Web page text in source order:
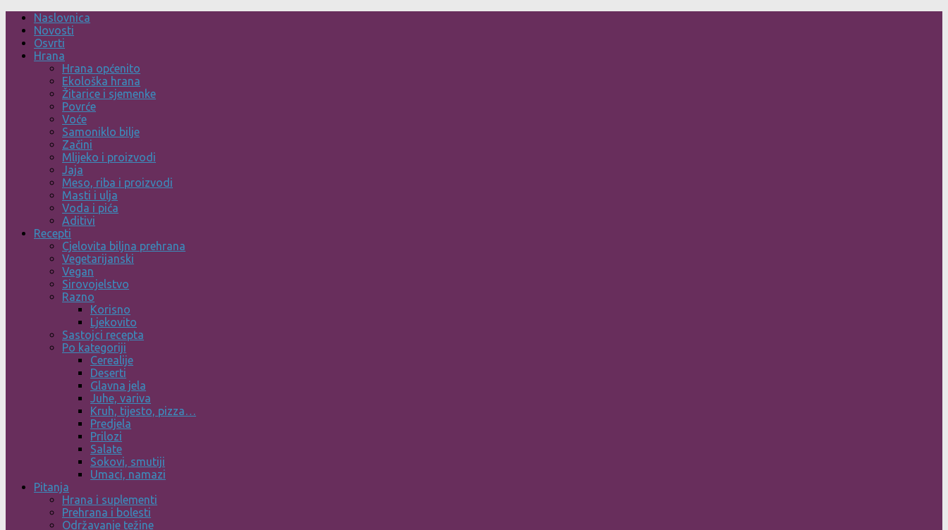
Skip
content
Naslovnica
Novosti
Osvrti
Hrana
Hrana općenito
Ekološka hrana
Žitarice i sjemenke
Povrće
Voće
Samoniklo bilje
Začini
Mlijeko i proizvodi
Jaja
Meso, riba i proizvodi
Masti i ulja
Voda i pića
Aditivi
Recepti
Cjelovita biljna prehrana
Vegetarijanski
Vegan
Sirovojelstvo
Razno
Korisno
Ljekovito
Sastojci recepta
Po kategoriji
Cerealije
Deserti
Glavna jela
Juhe, variva
Kruh, tijesto, pizza…
Predjela
Prilozi
Salate
Sokovi, smutiji
Umaci, namazi
Pitanja
Hrana i suplementi
Prehrana i bolesti
Održavanje težine